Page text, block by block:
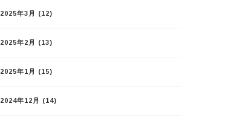
2025年3月 (12)
2025年2月 (13)
2025年1月 (15)
2024年12月 (14)